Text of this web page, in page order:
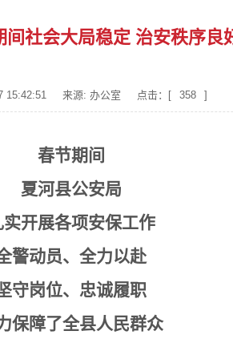
间社会大局稳定 治安秩序良
15:42:51 来源: 办公室 点击：[ 358 ]
春节期间
夏河县公安局
实开展各项安保工作
警动员、全力以赴
守岗位、忠诚履职
保障了全县人民群众